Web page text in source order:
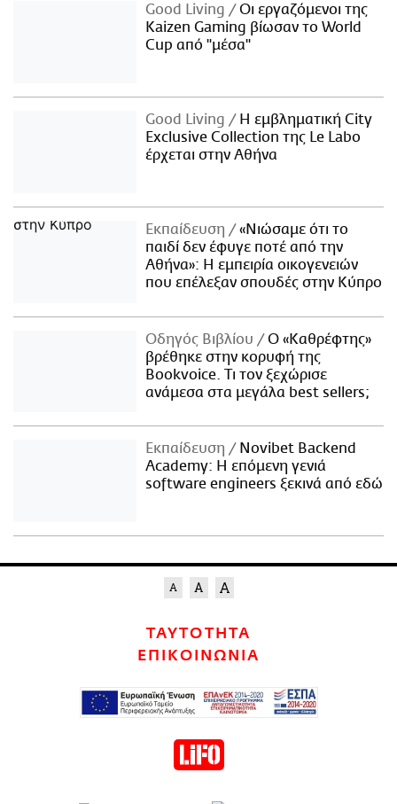
Good Living
Οι εργαζόμενοι της
Kaizen Gaming βίωσαν το World
Cup από "μέσα"
Good Living
Η εμβληματική City
Exclusive Collection της Le Labo
έρχεται στην Αθήνα
Εκπαίδευση
«Νιώσαμε ότι το
παιδί δεν έφυγε ποτέ από την
Αθήνα»: Η εμπειρία οικογενειών
που επέλεξαν σπουδές στην Κύπρο
Οδηγός Βιβλίου
Ο «Καθρέφτης»
βρέθηκε στην κορυφή της
Bookvoice. Τι τον ξεχώρισε
ανάμεσα στα μεγάλα best sellers;
Εκπαίδευση
Novibet Backend
Academy: Η επόμενη γενιά
software engineers ξεκινά από εδώ
ΤΑΥΤΟΤΗΤΑ
ΕΠΙΚΟΙΝΩΝΙΑ